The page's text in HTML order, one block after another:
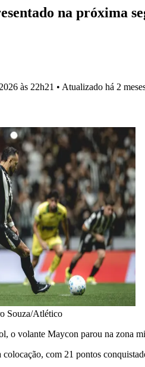
na próxima
às 22h21 • Atualizado há 2
Souza/Atlético
o volante Maycon parou na zona
com 21 pontos